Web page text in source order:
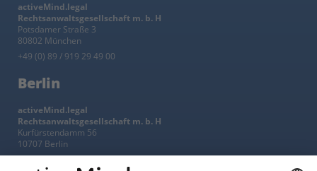
activeMind.legal
Rechtsanwaltsgesellschaft m. b. H
Potsdamer Straße 3
80802 München
+49 (0) 89 / 919 29 49 00
Berlin
activeMind.legal
Rechtsanwaltsgesellschaft m. b. H
Kurfürstendamm 56
10707 Berlin
+49 (0) 30 / 770 19 10 70